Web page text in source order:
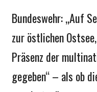
Gesellschaft
Medien
Wirtschaft
Wissenschaft
Bundeswehr: „Auf
zur östlichen
Präsenz der
gegeben“ – als ob